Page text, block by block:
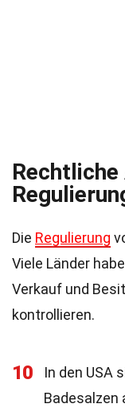
Die Regulierung
Viele Länder
Verkauf und
kontrollieren.
10
In den USA
Badesalzen